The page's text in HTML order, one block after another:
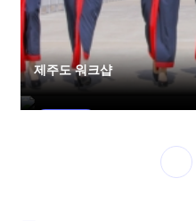
제주도 워크샵
제주도 워크샵